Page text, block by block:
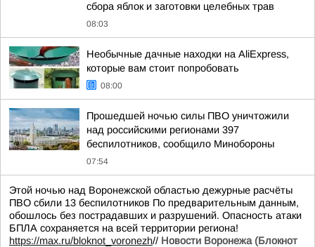
сбора яблок и заготовки целебных трав
08:03
Необычные дачные находки на AliExpress,
которые вам стоит попробовать
08:00
Прошедшей ночью силы ПВО уничтожили
над российскими регионами 397
беспилотников, сообщило Минобороны
07:54
Этой ночью над Воронежской областью дежурные расчёты
ПВО сбили 13 беспилотников По предварительным данным,
обошлось без пострадавших и разрушений. Опасность атаки
БПЛА сохраняется на всей территории региона!
https://max.ru/bloknot_voronezh// Новости Воронежа (Блокнот